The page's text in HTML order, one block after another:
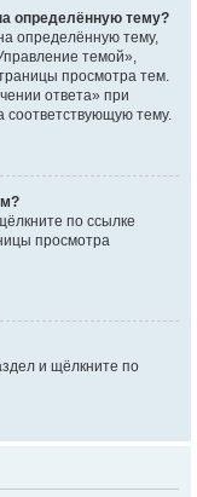
определённую тему?
определённую тему,
темой»,
просмотра тем.
ответа» при
соответствующую тему.
по ссылке
просмотра
и щёлкните по